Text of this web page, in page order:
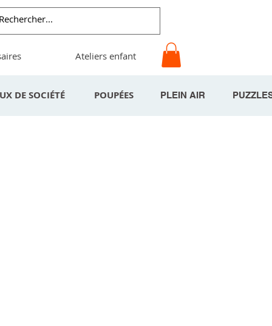
Ateliers enfant
DE SOCIÉTÉ POUPÉES PLEIN AIR